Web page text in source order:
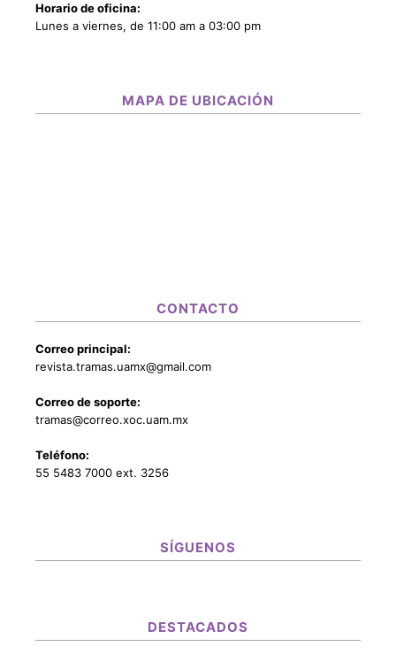
Horario de oficina:
Lunes a viernes, de 11:00 am a 03:00 pm
MAPA DE UBICACIÓN
CONTACTO
Correo principal:
revista.tramas.uamx@gmail.com
Correo de soporte:
tramas@correo.xoc.uam.mx
Teléfono:
55 5483 7000 ext. 3256
SÍGUENOS
DESTACADOS